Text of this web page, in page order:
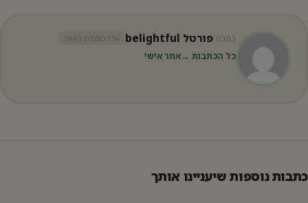
כתבה:פורטל belightful 154 כתבות באתר
כל הכתבות →אתר אישי
כתבות נוספות שיעניינו אותך